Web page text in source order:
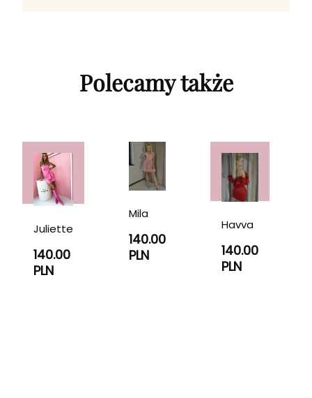
Polecamy także
Juliette
140.00
PLN
Mila
140.00
PLN
Havva
140.00
PLN